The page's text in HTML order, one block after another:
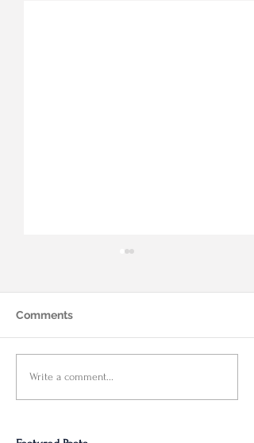
NRST 海外买家退税新政
策解读讲座
Comments
Write a comment...